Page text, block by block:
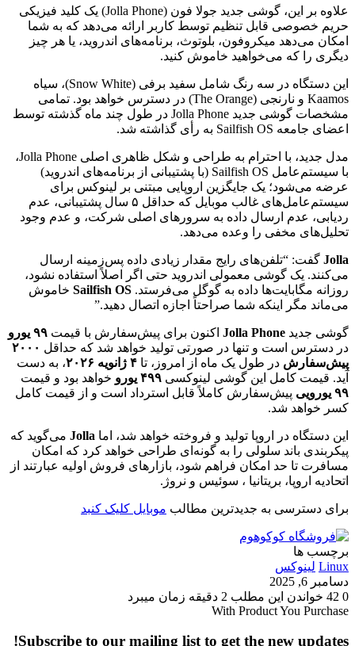
علاوه بر این، گوشی جدید جولا فون (Jolla Phone) یک کلید فیزیکی
حریم خصوصی قابل تنظیم توسط کاربر ارائه می‌دهد که به شما
امکان می‌دهد میکروفون، بلوتوث، برنامه‌های اندروید، یا هر چیز
دیگری را که می‌خواهید خاموش کنید.
این دستگاه در سه رنگ شامل سفید برفی (Snow White)، سیاه
Kaamos و نارنجی (The Orange) در دسترس خواهد بود. تمامی
مشخصات گوشی جدید Jolla Phone در طول چند ماه گذشته توسط
اعضای جامعه Sailfish OS به رأی گذاشته شد.
مدل جدید، با احترام به طراحی و شکل ظاهری اصلی Jolla Phone،
با سیستم‌عامل Sailfish OS (با پشتیبانی از برنامه‌های اندروید)
عرضه می‌شود؛ یک جایگزین اروپایی مبتنی بر لینوکس برای
سیستم‌عامل‌های غالب موبایل که حداقل ۵ سال پشتیبانی، عدم
ردیابی، عدم ارسال داده به سرورهای اصلی شرکت، و عدم وجود
تحلیل‌های مخفی را وعده می‌دهد.
Jolla گفت: “تلفن‌های رایج مقدار زیادی داده پس‌زمینه ارسال
می‌کنند. یک گوشی معمولی اندروید حتی اگر اصلاً استفاده نشود،
روزانه مگابایت‌ها داده به گوگل می‌فرستد. Sailfish OS خاموش
می‌ماند مگر اینکه شما صراحتاً اجازه اتصال دهید.”
گوشی جدید Jolla Phone اکنون برای پیش‌سفارش با قیمت ۹۹ یورو
در دسترس است و تنها در صورتی تولید خواهد شد که حداقل ۲۰۰۰
پیش‌سفارش در طول یک ماه از امروز، تا ۴ ژانویه ۲۰۲۶
، به دست
آید. قیمت کامل این گوشی لینوکسی ۴۹۹ یورو
خواهد بود و قیمت
۹۹ یورویی
پیش‌سفارش کاملاً قابل استرداد است و از قیمت کامل
کسر خواهد شد.
این دستگاه در اروپا تولید و فروخته خواهد شد، اما Jolla می‌گوید که
پیکربندی باند سلولی را به گونه‌ای طراحی خواهد کرد که امکان
مسافرت تا حد امکان فراهم شود، بازارهای فروش اولیه عبارتند از
اتحادیه اروپا، بریتانیا ، سوئیس و نروژ.
برای دسترسی به جدیدترین مطالب موبایل کلیک کنبد
برچسب ها
Linux لینوکس
دسامبر 6, 2025
0
خواندن این مطلب 2 دقیقه زمان میبرد
With Product You Purchase
Subscribe to our mailing list to get the new updates!